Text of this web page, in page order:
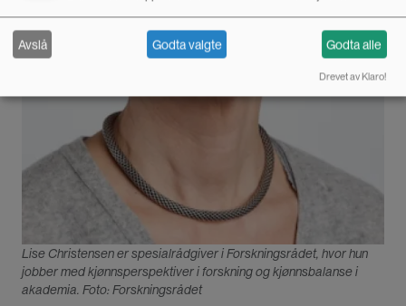
Lise Christensen er spesialrådgiver i Forskningsrådet, hvor hun
jobber med kjønnsperspektiver i forskning og kjønnsbalanse i
akademia. Foto: Forskningsrådet
Avslå Godta valgte Godta alle
Drevet av Klaro!